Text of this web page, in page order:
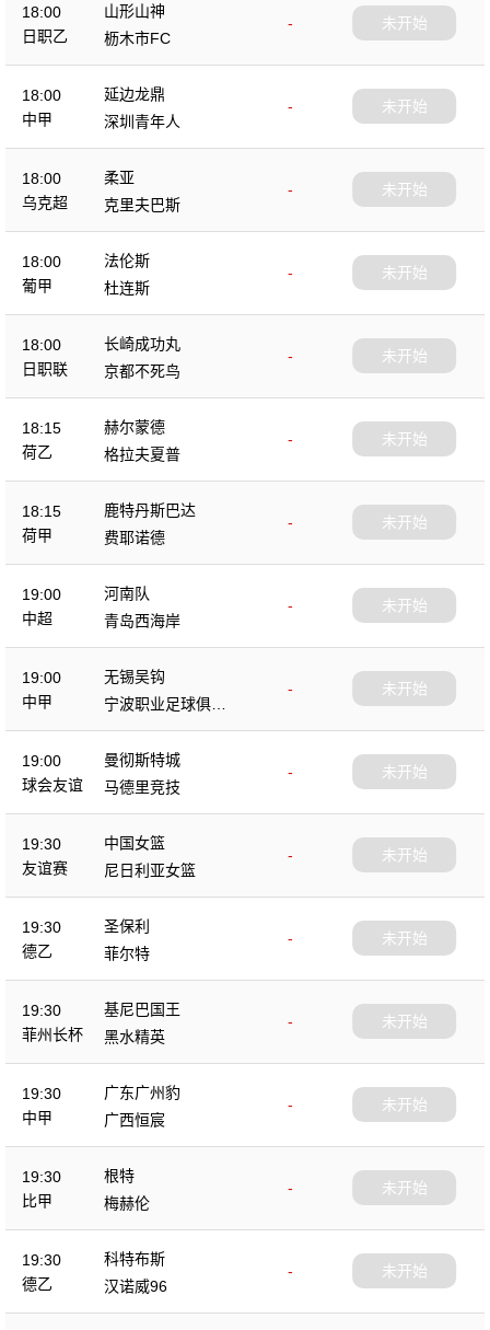
18:00
日职乙
山形山神
-
枥木市FC
未开始
18:00
中甲
延边龙鼎
-
深圳青年人
未开始
18:00
乌克超
柔亚
-
克里夫巴斯
未开始
18:00
葡甲
法伦斯
-
杜连斯
未开始
18:00
日职联
长崎成功丸
-
京都不死鸟
未开始
18:15
荷乙
赫尔蒙德
-
格拉夫夏普
未开始
18:15
荷甲
鹿特丹斯巴达
-
费耶诺德
未开始
19:00
中超
河南队
-
青岛西海岸
未开始
19:00
中甲
无锡吴钩
-
宁波职业足球俱乐
部
未开始
19:00
球会友谊
曼彻斯特城
-
马德里竞技
未开始
19:30
友谊赛
中国女篮
-
尼日利亚女篮
未开始
19:30
德乙
圣保利
-
菲尔特
未开始
19:30
菲州长杯
基尼巴国王
-
黑水精英
未开始
19:30
中甲
广东广州豹
-
广西恒宸
未开始
19:30
比甲
根特
-
梅赫伦
未开始
19:30
德乙
科特布斯
-
汉诺威96
未开始